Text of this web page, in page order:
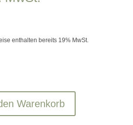
enthalten bereits 19% MwSt.
Warenkorb